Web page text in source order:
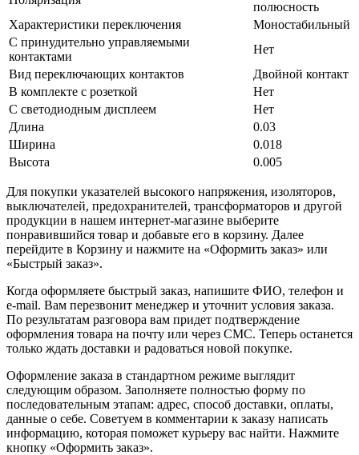
полюсность
Характеристики переключения
Моностабильный
С принудительно управляемыми
контактами
Нет
Вид переключающих контактов
Двойной контакт
В комплекте с розеткой
Нет
С светодиодным дисплеем
Нет
Длина
0.03
Ширина
0.018
Высота
0.005
Для покупки указателей высокого напряжения, изоляторов,
выключателей, предохранителей, трансформаторов и другой
продукции в нашем интернет-магазине выберите
понравившийся товар и добавьте его в корзину. Далее
перейдите в Корзину и нажмите на «Оформить заказ» или
«Быстрый заказ».
Когда оформляете быстрый заказ, напишите ФИО, телефон и
e-mail. Вам перезвонит менеджер и уточнит условия заказа.
По результатам разговора вам придет подтверждение
оформления товара на почту или через СМС. Теперь останется
только ждать доставки и радоваться новой покупке.
Оформление заказа в стандартном режиме выглядит
следующим образом. Заполняете полностью форму по
последовательным этапам: адрес, способ доставки, оплаты,
данные о себе. Советуем в комментарии к заказу написать
информацию, которая поможет курьеру вас найти. Нажмите
кнопку «Оформить заказ».